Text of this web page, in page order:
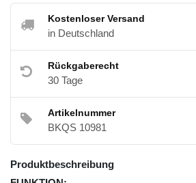
Kostenloser Versand
in Deutschland
Rückgaberecht
30 Tage
Artikelnummer
BKQS 10981
Produktbeschreibung